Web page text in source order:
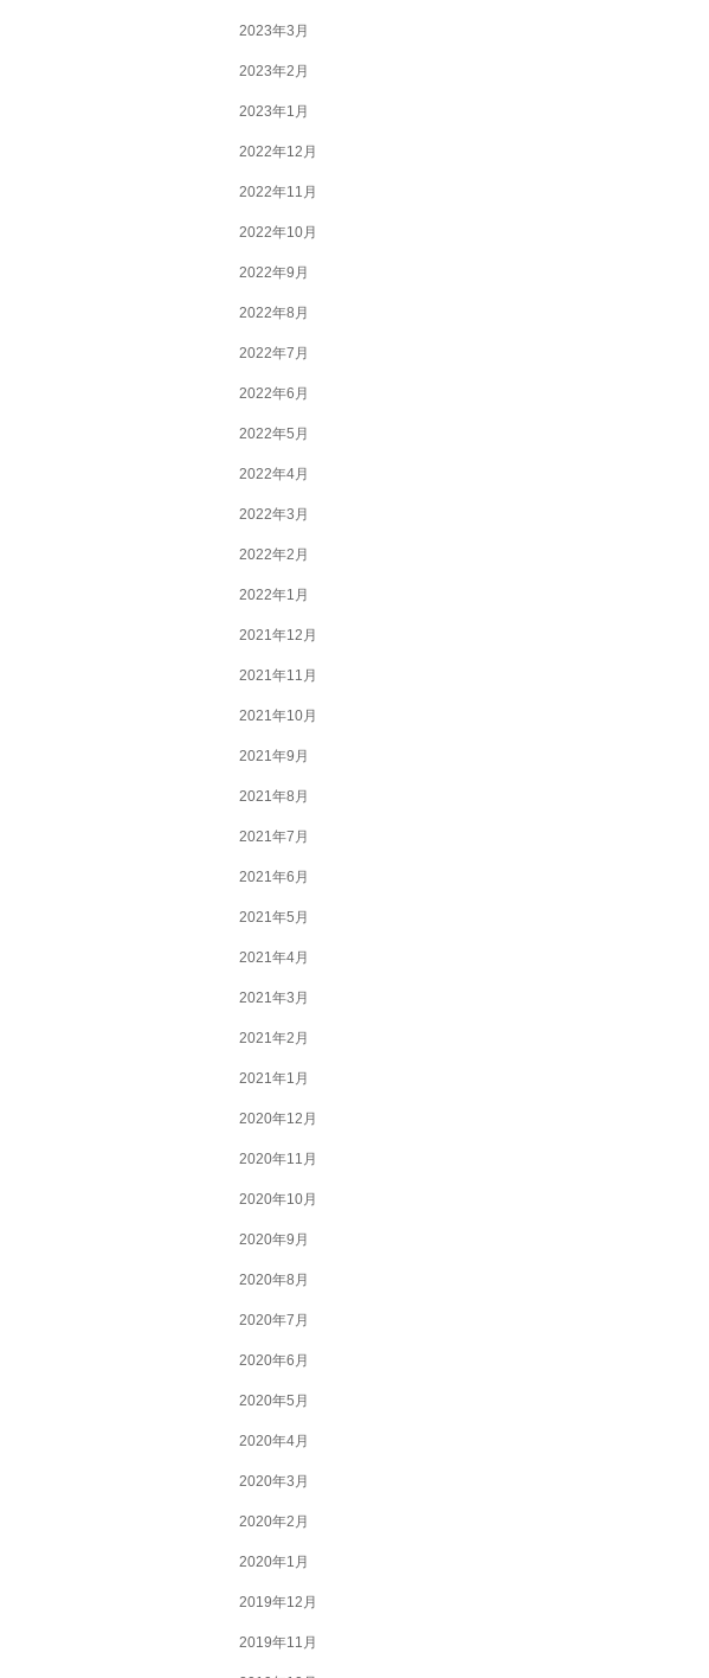
2023年3月
2023年2月
2023年1月
2022年12月
2022年11月
2022年10月
2022年9月
2022年8月
2022年7月
2022年6月
2022年5月
2022年4月
2022年3月
2022年2月
2022年1月
2021年12月
2021年11月
2021年10月
2021年9月
2021年8月
2021年7月
2021年6月
2021年5月
2021年4月
2021年3月
2021年2月
2021年1月
2020年12月
2020年11月
2020年10月
2020年9月
2020年8月
2020年7月
2020年6月
2020年5月
2020年4月
2020年3月
2020年2月
2020年1月
2019年12月
2019年11月